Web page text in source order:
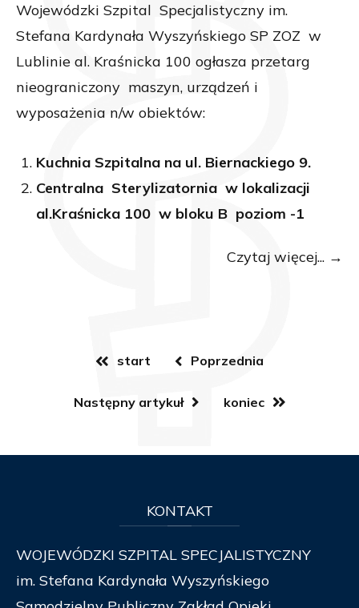
Wojewódzki Szpital Specjalistyczny im.
Stefana Kardynała Wyszyńskiego SP ZOZ w
Lublinie al. Kraśnicka 100 ogłasza przetarg
nieograniczony maszyn, urządzeń i
wyposażenia n/w obiektów:
Kuchnia Szpitalna na ul. Biernackiego 9.
Centralna Sterylizatornia w lokalizacji
al.Kraśnicka 100 w bloku B poziom -1
Czytaj więcej...
start Poprzednia
Następny artykuł koniec
KONTAKT
WOJEWÓDZKI SZPITAL SPECJALISTYCZNY
im. Stefana Kardynała Wyszyńskiego